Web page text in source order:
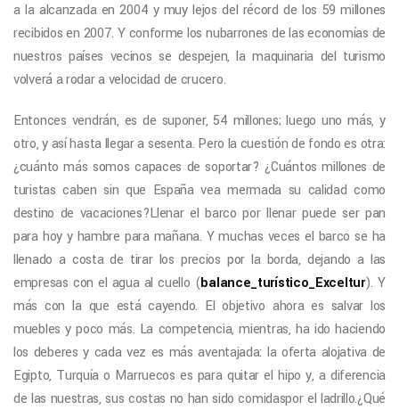
a la alcanzada en 2004 y muy lejos del récord de los 59 millones
recibidos en 2007. Y conforme los nubarrones de las economías de
nuestros países vecinos se despejen, la maquinaria del turismo
volverá a rodar a velocidad de crucero.
Entonces vendrán, es de suponer, 54 millones; luego uno más, y
otro, y así hasta llegar a sesenta. Pero la cuestión de fondo es otra:
¿cuánto más somos capaces de soportar? ¿Cuántos millones de
turistas caben sin que España vea mermada su calidad como
destino de vacaciones?Llenar el barco por llenar puede ser pan
para hoy y hambre para mañana. Y muchas veces el barco se ha
llenado a costa de tirar los precios por la borda, dejando a las
empresas con el agua al cuello (balance_turístico_Exceltur). Y
más con la que está cayendo. El objetivo ahora es salvar los
muebles y poco más. La competencia, mientras, ha ido haciendo
los deberes y cada vez es más aventajada: la oferta alojativa de
Egipto, Turquía o Marruecos es para quitar el hipo y, a diferencia
de las nuestras, sus costas no han sido comidaspor el ladrillo.¿Qué